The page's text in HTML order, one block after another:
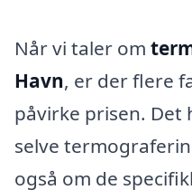
Når vi taler om
Havn, er der flere
påvirke prisen. Det
selve
også om de